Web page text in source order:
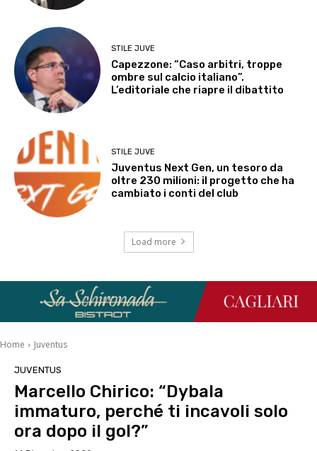
STILE JUVE
Capezzone: “Caso arbitri, troppe
ombre sul calcio italiano”.
L’editoriale che riapre il dibattito
STILE JUVE
Juventus Next Gen, un tesoro da
oltre 230 milioni: il progetto che ha
cambiato i conti del club
Load more